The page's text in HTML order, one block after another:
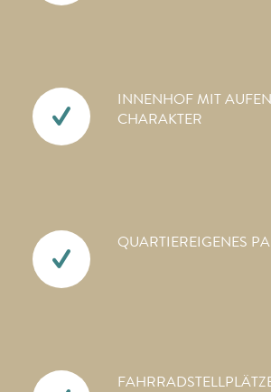
INNENHOF MIT
CHARAKTER
QUARTIEREIGENES